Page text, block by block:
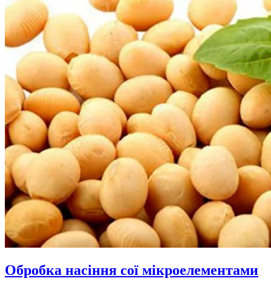
Обробка насіння сої мікроелементами